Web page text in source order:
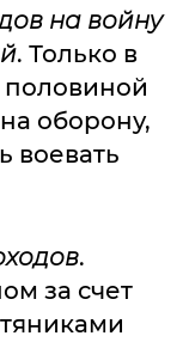
на войну
. Только в
половиной
оборону,
воевать
.
за счет